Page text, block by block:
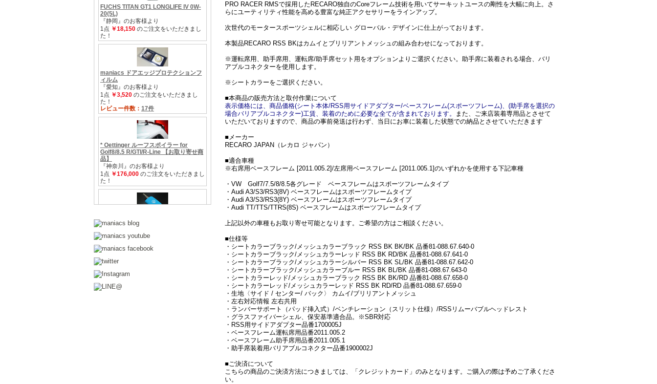
PRO RACER RMSで採用したRECARO独自のCoreフレーム技術を用いてサーキットユースの剛性を大幅に向上。さ
らにユーティリティ性能を高める豊富な純正アクセサリーをラインアップ。
次世代のモータースポーツシェルに相応しい グローバル・デザインに仕上がっております。
本製品RECARO RSS BKはカムイとブリリアントメッシュの組み合わせになっております。
※運転席用、助手席用、運転席/助手席セット用をオプションよりご選択ください。助手席に装着される場合、バリ
アブルコネクターを使用します。
※シートカラーをご選択ください。
■本商品の販売方法と取付作業について
表示価格には、商品価格(シート本体/RSS用サイドアダプター/ベースフレーム(スポーツフレーム)、(助手席を選択の
場合バリアブルコネクター)工賃、装着のために必要な全てが含まれております。
また、ご来店装着専用品とさせて
いただいておりますので、商品の事前発送は行わず、当日にお車に装着した状態での納品とさせていただきます
■メーカー
RECARO JAPAN（レカロ ジャパン）
■適合車種
※右席用ベースフレーム [2011.005.2]/左席用ベースフレーム [2011.005.1]のいずれかを使用する下記車種
・VW Golf7/7.5/8/8.5各グレード ベースフレームはスポーツフレームタイプ
・Audi A3/S3/RS3(8V) ベースフレームはスポーツフレームタイプ
・Audi A3/S3/RS3(8Y) ベースフレームはスポーツフレームタイプ
・Audi TT/TTS/TTRS(8S) ベースフレームはスポーツフレームタイプ
上記以外の車種もお取り寄せ可能となります。ご希望の方はご相談ください。
■仕様等
・シートカラーブラック/メッシュカラーブラック RSS BK BK/BK 品番81-088.67.640-0
・シートカラーブラック/メッシュカラーレッド RSS BK RD/BK 品番81-088.67.641-0
・シートカラーブラック/メッシュカラーシルバー RSS BK SL/BK 品番81-088.67.642-0
・シートカラーブラック/メッシュカラーブルー RSS BK BL/BK 品番81-088.67.643-0
・シートカラーレッド/メッシュカラーブラック RSS BK BK/RD 品番81-088.67.658-0
・シートカラーレッド/メッシュカラーレッド RSS BK RD/RD 品番81-088.67.659-0
・生地〈サイド / センター/ バック〉 カムイ/ブリリアントメッシュ
・左右対応情報 左右共用
・ランバーサポート（パッド挿入式）/ベンチレーション（スリット仕様）/RSSリムーバブルヘッドレスト
・グラスファイバーシェル、保安基準適合品。※SBR対応
・RSS用サイドアダプター品番1700005J
・ベースフレーム運転席用品番2011.005.2
・ベースフレーム助手席用品番2011.005.1
・助手席装着用バリアブルコネクター品番1900002J
■ご決済について
こちらの商品のご決済方法につきましては、「クレジットカード」のみとなります。ご購入の際は予めご了承くださ
い。